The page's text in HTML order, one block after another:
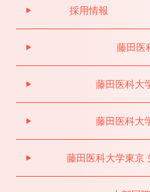
採用情報
藤田医
藤田医科大
藤田医科大
藤田医科大学東京